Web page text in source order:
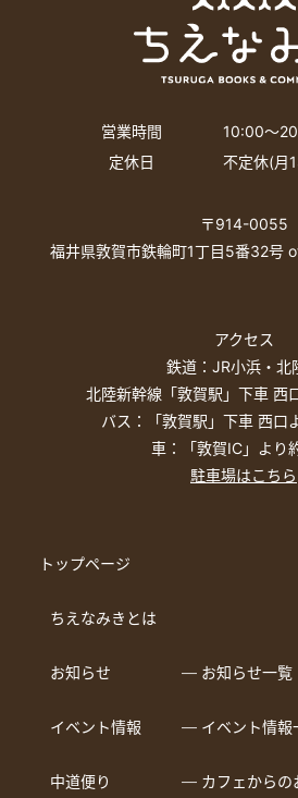
営業時間
10:00〜
定休日
不定休(月
〒914-0055
福井県敦賀市鉄輪町1丁目5番32号
アクセス
鉄道：JR小浜・北
北陸新幹線「敦賀駅」下車 西
バス：「敦賀駅」下車 西口
車：「敦賀IC」より
駐車場はこちら
トップページ
ちえなみきとは
お知らせ ― お知らせ一覧
イベント情報 ― イベント情報
中道便り ― カフェからの